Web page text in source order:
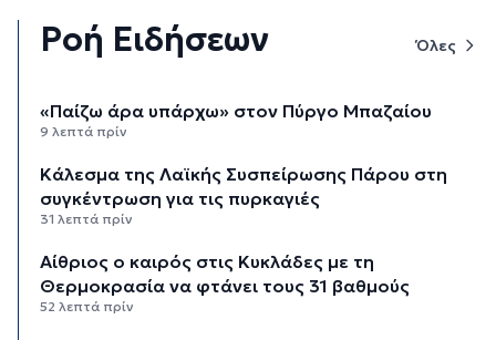
Ροή Ειδήσεων Όλες
«Παίζω άρα υπάρχω» στον Πύργο Μπαζαίου
9 λεπτά πρίν
Κάλεσμα της Λαϊκής Συσπείρωσης Πάρου στη
συγκέντρωση για τις πυρκαγιές
31 λεπτά πρίν
Αίθριος ο καιρός στις Κυκλάδες με τη
Θερμοκρασία να φτάνει τους 31 βαθμούς
52 λεπτά πρίν